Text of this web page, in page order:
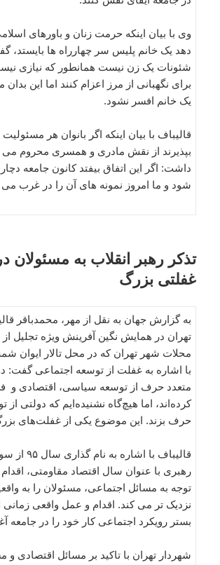
وی با بیان اینکه حرمت زنان و باورهای
دهد یک خانم پلیس سر چهارراه ها بایستد،
شئونات یک زن نیست همانطور که نیازی
برای نگهبانی از مرز اعزام کنند اما این
یک خانم افسر نشود.
قالیباف با بیان اینکه اگر بانوان هر
بپذیرند از نقش مادری و همسری محروم می
داشت: اگر این اتفاق بیفتد کانون جامعه
شود و ما امروز نمونه های آن را در غرب می
تذکر رهبر انقلاب به مسئولان
غفلتی بزرگ
به گزارش جهان به نقل از مهر، محمدباقر
تهران در همایش نگین آفرینش ویژه تجلیل از
محلات شهر تهران که در محل تالار ایوان
با اشاره به غفلت از توسعه اجتماعی گفت:
متعدد حرف از توسعه سیاسی، اقتصادی و
کرده‌اند، اما هیچ‌گاه نشنیده‌ایم که دولتی
حرف بزند. این موضوع یکی از غفلت‌های
قالیباف با
رهبری با عنوان سال اقتصاد مقاومتی،
توجه به مسائل اجتماعی، مسئولان را به
نزدیک تر می کند. اقدام و عمل واقعی
بستر رویکرد اجتماعی کار خود را در جامعه
شهردار تهران با تاکید بر مسائل اقتصادی